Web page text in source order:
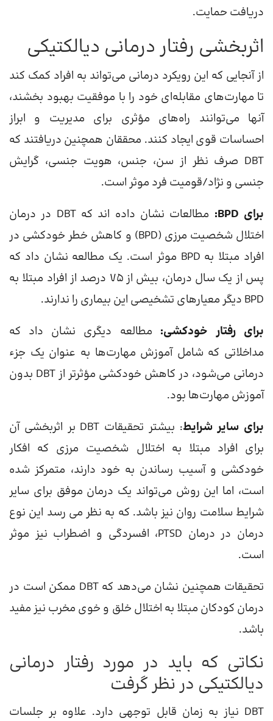
دریافت حمایت.
اثربخشی رفتار درمانی دیالکتیکی
از آنجایی که این رویکرد درمانی می‌تواند به افراد کمک کند
تا مهارت‌های مقابله‌ای خود را با موفقیت بهبود بخشند،
آنها می‌توانند راه‌های مؤثری برای مدیریت و ابراز
احساسات قوی ایجاد کنند. محققان همچنین دریافتند که
DBT صرف نظر از سن، جنس، هویت جنسی، گرایش
جنسی و نژاد/قومیت فرد موثر است.
برای BPD:
مطالعات نشان داده اند که DBT در درمان
اختلال شخصیت مرزی (BPD) و کاهش خطر خودکشی در
افراد مبتلا به BPD موثر است. یک مطالعه نشان داد که
پس از یک سال درمان، بیش از 75 درصد از افراد مبتلا به
BPD دیگر معیارهای تشخیصی این بیماری را ندارند.
برای رفتار خودکشی: مطالعه دیگری نشان داد که
مداخلاتی که شامل آموزش مهارت‌ها به عنوان یک جزء
درمانی می‌شود، در کاهش خودکشی مؤثرتر از DBT بدون
آموزش مهارت‌ها بود.
برای سایر شرایط
: بیشتر تحقیقات DBT بر اثربخشی آن
برای افراد مبتلا به اختلال شخصیت مرزی که افکار
خودکشی و آسیب رساندن به خود دارند، متمرکز شده
است، اما این روش می‌تواند یک درمان موفق برای سایر
شرایط سلامت روان نیز باشد. که به نظر می رسد این نوع
درمان در درمان PTSD، افسردگی و اضطراب نیز موثر
است.
تحقیقات همچنین نشان می‌دهد که DBT ممکن است در
درمان کودکان مبتلا به اختلال خلق و خوی مخرب نیز مفید
باشد.
نکاتی که باید در مورد رفتار درمانی
دیالکتیکی در نظر گرفت
DBT نیاز به زمان قابل توجهی دارد. علاوه بر جلسات